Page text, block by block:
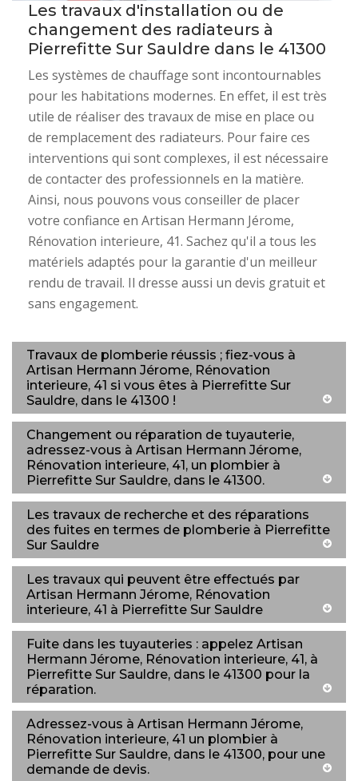
Les travaux d'installation ou de
changement des radiateurs à
Pierrefitte Sur Sauldre dans le 41300
Les systèmes de chauffage sont incontournables
pour les habitations modernes. En effet, il est très
utile de réaliser des travaux de mise en place ou
de remplacement des radiateurs. Pour faire ces
interventions qui sont complexes, il est nécessaire
de contacter des professionnels en la matière.
Ainsi, nous pouvons vous conseiller de placer
votre confiance en Artisan Hermann Jérome,
Rénovation interieure, 41. Sachez qu'il a tous les
matériels adaptés pour la garantie d'un meilleur
rendu de travail. Il dresse aussi un devis gratuit et
sans engagement.
Travaux de plomberie réussis ; fiez-vous à
Artisan Hermann Jérome, Rénovation
interieure, 41 si vous êtes à Pierrefitte Sur
Sauldre, dans le 41300 !
Changement ou réparation de tuyauterie,
adressez-vous à Artisan Hermann Jérome,
Rénovation interieure, 41, un plombier à
Pierrefitte Sur Sauldre, dans le 41300.
Les travaux de recherche et des réparations
des fuites en termes de plomberie à Pierrefitte
Sur Sauldre
Les travaux qui peuvent être effectués par
Artisan Hermann Jérome, Rénovation
interieure, 41 à Pierrefitte Sur Sauldre
Fuite dans les tuyauteries : appelez Artisan
Hermann Jérome, Rénovation interieure, 41, à
Pierrefitte Sur Sauldre, dans le 41300 pour la
réparation.
Adressez-vous à Artisan Hermann Jérome,
Rénovation interieure, 41 un plombier à
Pierrefitte Sur Sauldre, dans le 41300, pour une
demande de devis.